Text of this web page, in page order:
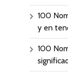
100
y en
100